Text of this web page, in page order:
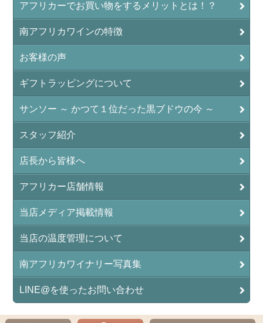
アフリカーでお買い物をするメリットとは！？
南アフリカワインの特徴
お客様の声
ギフトラッピングについて
サンソー ～ かつて１位だった黒ブドウの今 ～
スタッフ紹介
店長から皆様へ
アフリカー店舗情報
当店メディア掲載情報
当店の温度管理について
南アフリカワイナリー写真集
LINE@を使ったお問い合わせ